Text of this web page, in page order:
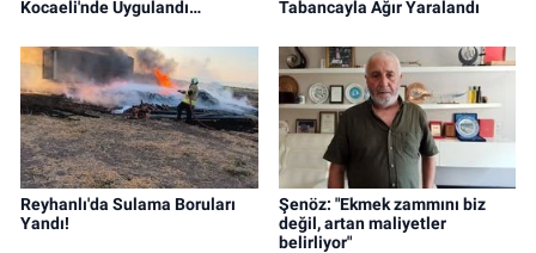
Kocaeli'nde Uygulandı…
Tabancayla Ağır Yaralandı
Reyhanlı'da Sulama Boruları
Yandı!
Şenöz: "Ekmek zammını biz
değil, artan maliyetler
belirliyor"